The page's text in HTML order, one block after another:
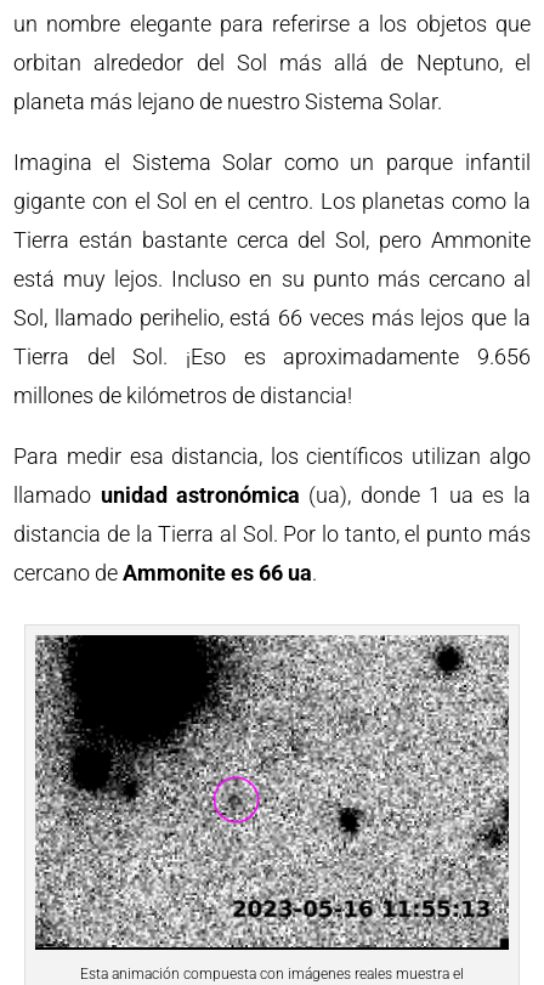
un nombre elegante para referirse a los objetos que
orbitan alrededor del Sol más allá de Neptuno, el
planeta más lejano de nuestro Sistema Solar.
Imagina el Sistema Solar como un parque infantil
gigante con el Sol en el centro. Los planetas como la
Tierra están bastante cerca del Sol, pero Ammonite
está muy lejos. Incluso en su punto más cercano al
Sol, llamado perihelio, está 66 veces más lejos que la
Tierra del Sol. ¡Eso es aproximadamente 9.656
millones de kilómetros de distancia!
Para medir esa distancia, los científicos utilizan algo
llamado unidad astronómica (ua), donde 1 ua es la
distancia de la Tierra al Sol. Por lo tanto, el punto más
cercano deAmmonite es 66 ua.
Esta animación compuesta con imágenes reales muestra el